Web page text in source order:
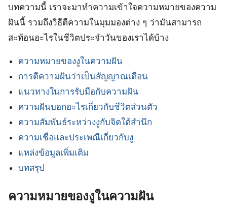
บทความนี้ เราจะมาทำความเข้าใจความหมายของความ
ฝันนี้ รวมถึงวิธีตีความในมุมมองต่าง ๆ ว่ามันสามารถ
สะท้อนอะไรในชีวิตประจำวันของเราได้บ้าง
ความหมายของงูในความฝัน
การตีความฝันว่าเป็นสัญญาณเตือน
แนวทางในการรับมือกับความฝัน
ความฝันบอกอะไรเกี่ยวกับชีวิตส่วนตัว
ความสัมพันธ์ระหว่างงูกับจิตใต้สำนึก
ความเชื่อและประเพณีเกี่ยวกับงู
แหล่งข้อมูลเพิ่มเติม
บทสรุป
ความหมายของงูในความฝัน